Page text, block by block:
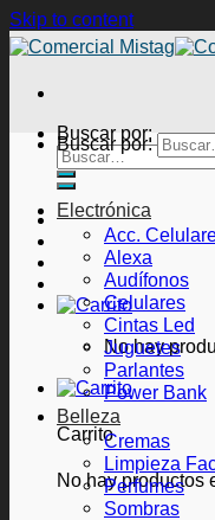
Skip to content
Buscar por:
No hay
Carrito
No hay productos
Buscar por:
Electrónica
Acc.
Alexa
Audífonos
Celulares
Cintas Led
Juguetes
Parlantes
Power Bank
Belleza
Cremas
Limpieza
Perfumes
Sombras